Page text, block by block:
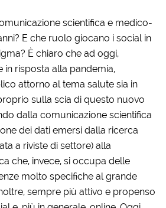
scientifica e medico-
E che ruolo giocano i social in
È chiaro che ad oggi,
in risposta alla pandemia,
attorno al tema salute sia in
sulla scia di questo nuovo
dalla comunicazione scientifica
dei dati emersi dalla ricerca
a riviste di settore) alla
che, invece, si occupa delle
molto specifiche al grande
sempre più attivo e propenso